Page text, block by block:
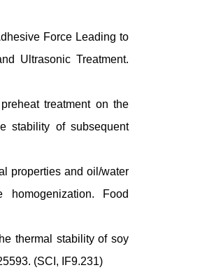
Force Leading to
Ultrasonic Treatment.
treatment on the
stability of subsequent
properties and oil/water
Food
thermal stability of soy
(SCI, IF9.231)